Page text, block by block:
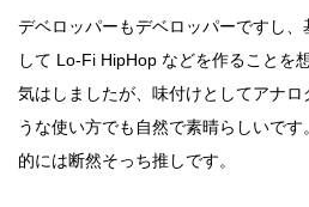
デベロッパーもデベロッパーですし
して Lo-Fi HipHop などを作ることを
気はしましたが、味付けとしてアナロ
うな使い方でも自然で素晴らしいで
的には断然そっち推しです。